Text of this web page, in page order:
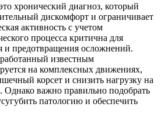
хронический диагноз, который
дискомфорт и ограничивает
активность с учетом
процесса критична для
и предотвращения осложнений.
известным
на комплексных движениях,
корсет и снизить нагрузку на
важно правильно подобрать
патологию и обеспечить